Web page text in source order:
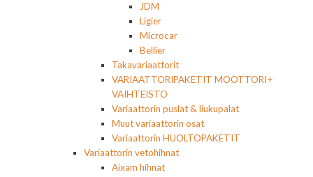
JDM
Ligier
Microcar
Bellier
Takavariaattorit
VARIAATTORIPAKETIT MOOTTORI+
VAIHTEISTO
Variaattorin puslat & liukupalat
Muut variaattorin osat
Variaattorin HUOLTOPAKETIT
Variaattorin vetohihnat
Aixam hihnat